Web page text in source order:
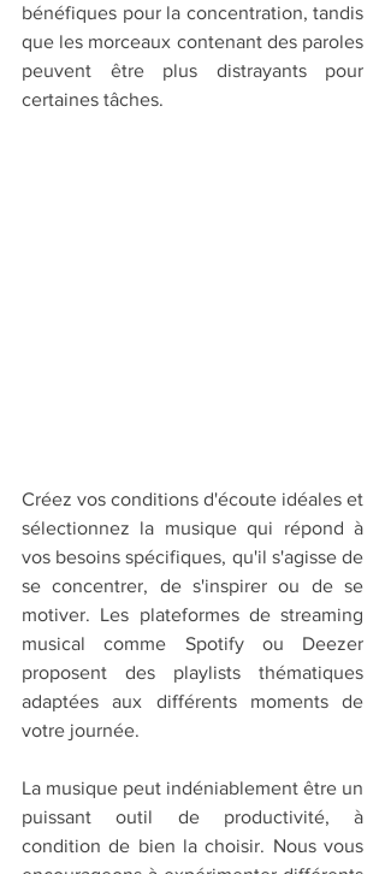
bénéfiques pour la concentration, tandis
que les morceaux contenant des paroles
peuvent être plus distrayants pour
certaines tâches.
Créez vos conditions d'écoute idéales et
sélectionnez la musique qui répond à
vos besoins spécifiques, qu'il s'agisse de
se concentrer, de s'inspirer ou de se
motiver. Les plateformes de streaming
musical comme Spotify ou Deezer
proposent des playlists thématiques
adaptées aux différents moments de
votre journée.
La musique peut indéniablement être un
puissant outil de productivité, à
condition de bien la choisir. Nous vous